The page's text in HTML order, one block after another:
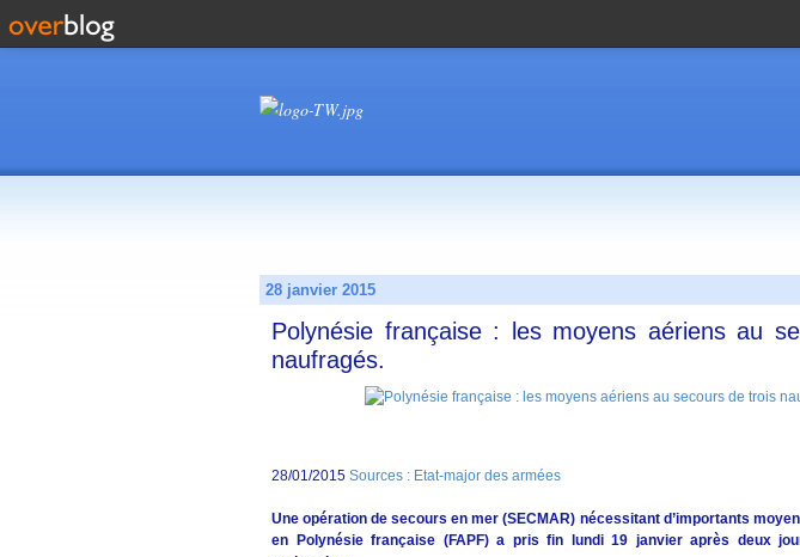
28 janvier 2015
Polynésie française : les moyens aériens au
naufragés.
28/01/2015 Sources : Etat-major des armées
Une opération de secours en mer (SECMAR) nécessitant d’importants
en Polynésie française (FAPF) a pris fin lundi 19 janvier après deux